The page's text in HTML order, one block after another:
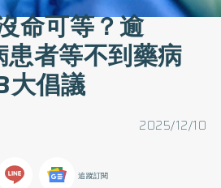
命可等？逾
者等不到藥病
倡議
2025/12/10
追蹤訂閱